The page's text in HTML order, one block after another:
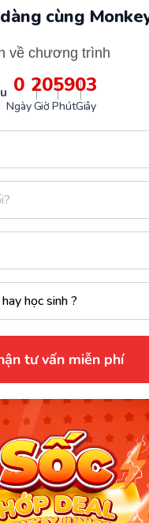
cùng
về chương trình
0
Ngày
20
Giờ
59
Phút
02
Giây
tư vấn miễn phí
đường cho trẻ. (Ảnh:
nhiều loại
cho trẻ béo phì.
rau củ quả và nên
trang trí đẹp
vô cùng quan trọng
khoản 1400ml
trái cây tương đương
giúp cơ thể chuyển